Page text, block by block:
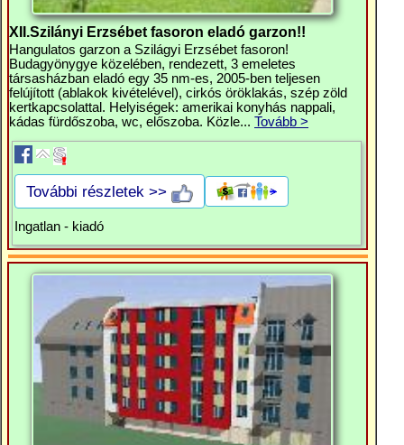
XII.Szilányi Erzsébet fasoron eladó garzon!!
Hangulatos garzon a Szilágyi Erzsébet fasoron!
Budagyönygye közelében, rendezett, 3 emeletes
társasházban eladó egy 35 nm-es, 2005-ben teljesen
felújított (ablakok kivételével), cirkós öröklakás, szép zöld
kertkapcsolattal. Helyiségek: amerikai konyhás nappali,
kádas fürdőszoba, wc, előszoba. Közle... Tovább >
További részletek >>
Ingatlan - kiadó